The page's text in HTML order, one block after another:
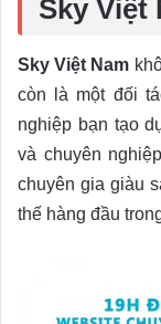
Sky Việt
Sky Việt Nam
còn là một đối
nghiệp bạn tạo
và chuyên
chuyên gia giàu
thế hàng đầu